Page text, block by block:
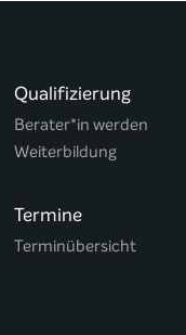
Qualifizierung
Berater*in werden
Weiterbildung
Termine
Terminübersicht